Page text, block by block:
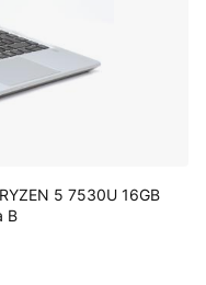
5 7530U 16GB
B